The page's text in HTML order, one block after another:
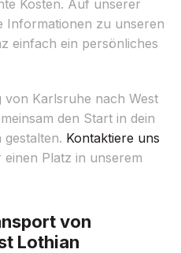
Kosten. Auf unserer
Informationen zu unseren
einfach ein persönliches
Karlsruhe nach West
den Start in dein
Kontaktiere uns
Platz in unserem
von
Lothian